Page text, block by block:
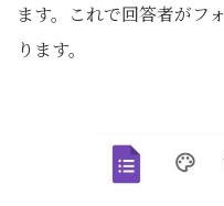
ます。これで回答者がフ
ります。